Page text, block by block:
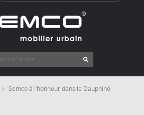
Semco à l’honneur dans le Dauphiné